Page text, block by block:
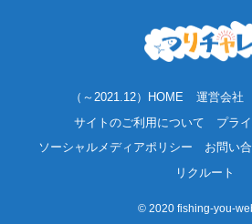
（～2021.12）HOME 運営会社
サイトのご利用について
プラ
ソーシャルメディアポリシー
お問い
リクルート
© 2020 fishing-you-